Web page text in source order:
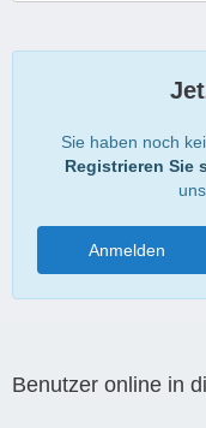
Sie haben noch
Registrieren Sie
Anmelden
Benutzer online in